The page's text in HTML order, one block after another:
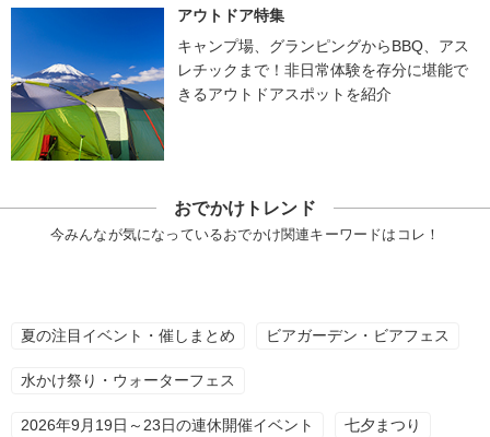
アウトドア特集
キャンプ場、グランピングからBBQ、アス
レチックまで！非日常体験を存分に堪能で
きるアウトドアスポットを紹介
おでかけトレンド
今みんなが気になっているおでかけ関連キーワードはコレ！
夏の注目イベント・催しまとめ ビアガーデン・ビアフェス
水かけ祭り・ウォーターフェス
2026年9月19日～23日の連休開催イベント 七夕まつり